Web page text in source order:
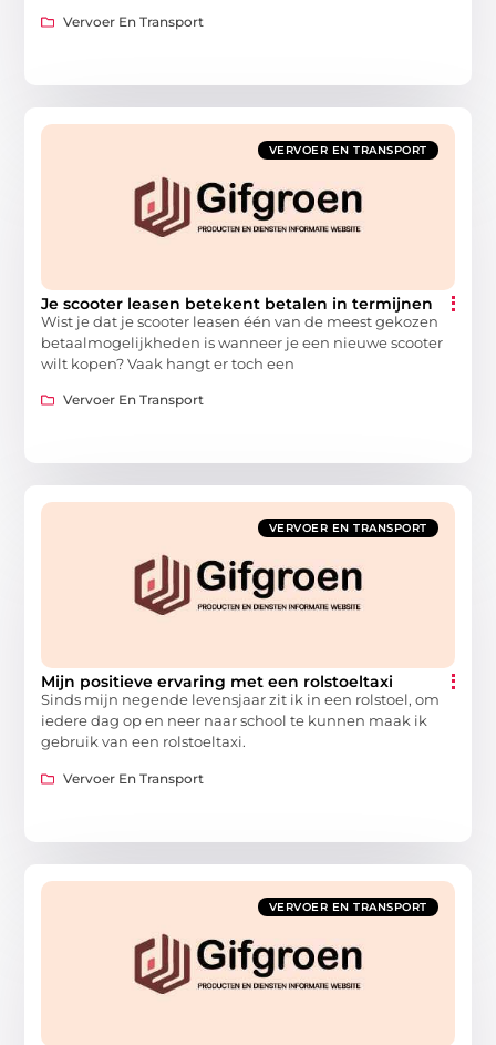
Vervoer En Transport
VERVOER EN TRANSPORT
Je scooter leasen betekent betalen in termijnen
Wist je dat je scooter leasen één van de meest gekozen
betaalmogelijkheden is wanneer je een nieuwe scooter
wilt kopen? Vaak hangt er toch een
Vervoer En Transport
VERVOER EN TRANSPORT
Mijn positieve ervaring met een rolstoeltaxi
Sinds mijn negende levensjaar zit ik in een rolstoel, om
iedere dag op en neer naar school te kunnen maak ik
gebruik van een rolstoeltaxi.
Vervoer En Transport
VERVOER EN TRANSPORT